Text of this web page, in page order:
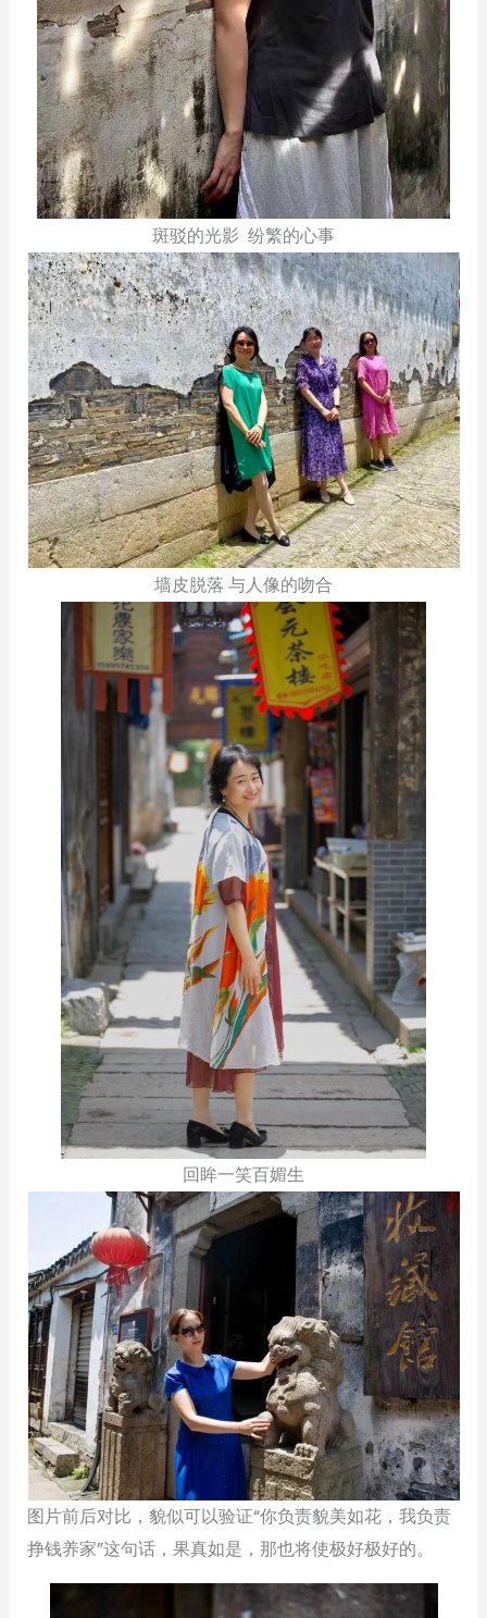
斑驳的光影 纷繁的心事
墙皮脱落 与人像的吻合
回眸一笑百媚生
图片前后对比，貌似可以验证“你负责貌美如花，我负责
挣钱养家”这句话，果真如是，那也将使极好极好的。